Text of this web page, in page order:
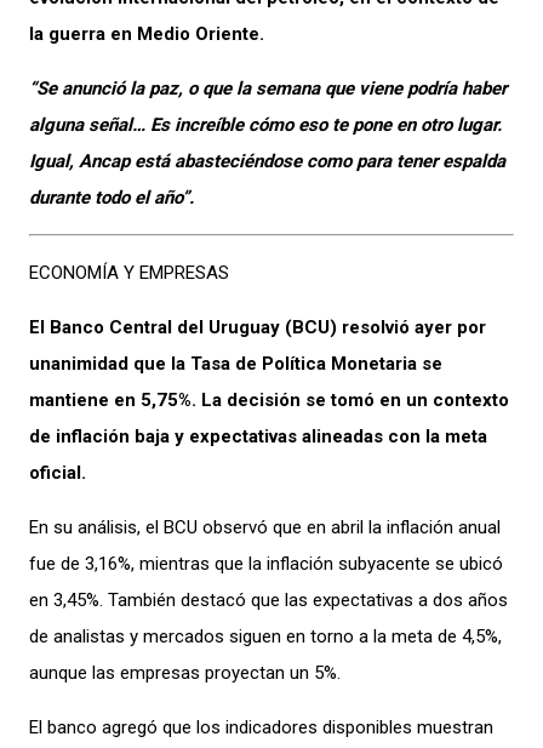
la guerra en Medio Oriente.
“Se anunció la paz, o que la semana que viene podría haber
alguna señal… Es increíble cómo eso te pone en otro lugar.
Igual, Ancap está abasteciéndose como para tener espalda
durante todo el año”.
ECONOMÍA Y EMPRESAS
El Banco Central del Uruguay (BCU) resolvió ayer por
unanimidad que la Tasa de Política Monetaria se
mantiene en 5,75%. La decisión se tomó en un contexto
de inflación baja y expectativas alineadas con la meta
oficial.
En su análisis, el BCU observó que en abril la inflación anual
fue de 3,16%, mientras que la inflación subyacente se ubicó
en 3,45%. También destacó que las expectativas a dos años
de analistas y mercados siguen en torno a la meta de 4,5%,
aunque las empresas proyectan un 5%.
El banco agregó que los indicadores disponibles muestran